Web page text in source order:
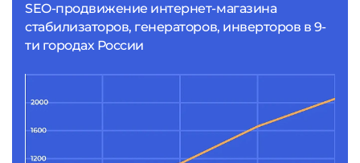
SEO-продвижение интернет-магазина
стабилизаторов, генераторов, инверторов в 9-
ти городах России